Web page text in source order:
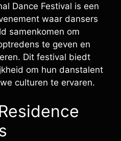
Dance Festival is een
waar dansers
samenkomen om
te geven en
Dit festival biedt
om hun danstalent
culturen te ervaren.